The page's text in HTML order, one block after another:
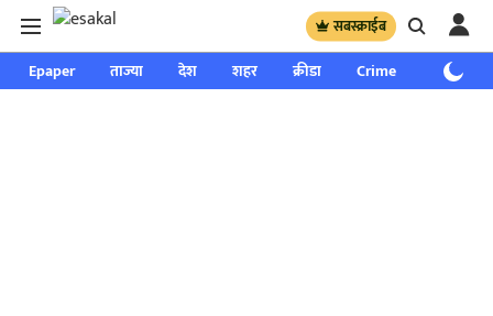
सबस्क्राईब
Epaper ताज्या देश शहर क्रीडा Crime साप्ताहिक